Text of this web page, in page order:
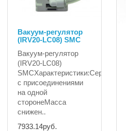
Вакуум-регулятор
(IRV20-LC08) SMC
Вакуум-регулятор
(IRV20-LC08)
SMCХарактеристики:Серия
с присоединениями
на одной
сторонеМасса
снижен..
7933.14руб.